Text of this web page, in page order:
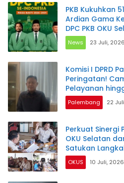
PKB Kukuhkan
Ardian Gama
DPC PKB OKU
News 23 Juli, 2026
Komisi I DPRD
Peringatan!
Pelayanan
Palembang 22
Perkuat Sinergi
OKU Selatan
Satukan
Prioritas
OKUS 10 Juli, 2026